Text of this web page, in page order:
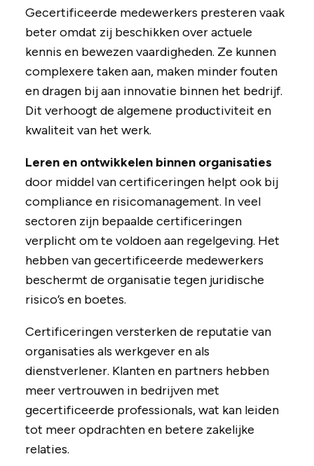
Gecertificeerde medewerkers presteren vaak
beter omdat zij beschikken over actuele
kennis en bewezen vaardigheden. Ze kunnen
complexere taken aan, maken minder fouten
en dragen bij aan innovatie binnen het bedrijf.
Dit verhoogt de algemene productiviteit en
kwaliteit van het werk.
Leren en ontwikkelen binnen organisaties
door middel van certificeringen helpt ook bij
compliance en risicomanagement. In veel
sectoren zijn bepaalde certificeringen
verplicht om te voldoen aan regelgeving. Het
hebben van gecertificeerde medewerkers
beschermt de organisatie tegen juridische
risico’s en boetes.
Certificeringen versterken de reputatie van
organisaties als werkgever en als
dienstverlener. Klanten en partners hebben
meer vertrouwen in bedrijven met
gecertificeerde professionals, wat kan leiden
tot meer opdrachten en betere zakelijke
relaties.